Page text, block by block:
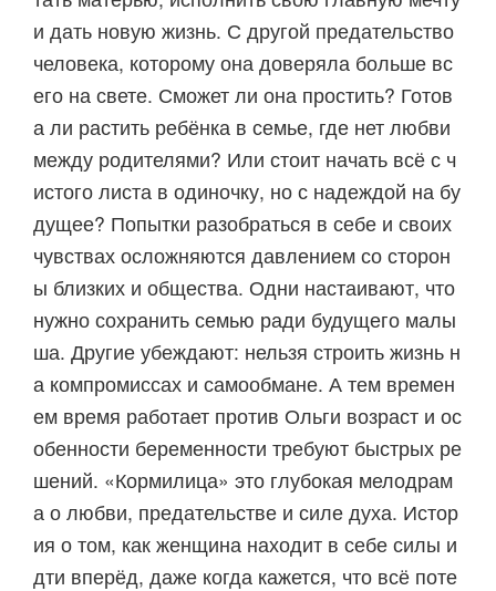
и дать новую жизнь. С другой предательство
человека, которому она доверяла больше вс
его на свете. Сможет ли она простить? Готов
а ли растить ребёнка в семье, где нет любви
между родителями? Или стоит начать всё с ч
истого листа в одиночку, но с надеждой на бу
дущее? Попытки разобраться в себе и своих
чувствах осложняются давлением со сторон
ы близких и общества. Одни настаивают, что
нужно сохранить семью ради будущего малы
ша. Другие убеждают: нельзя строить жизнь н
а компромиссах и самообмане. А тем времен
ем время работает против Ольги возраст и ос
обенности беременности требуют быстрых ре
шений. «Кормилица» это глубокая мелодрам
а о любви, предательстве и силе духа. Истор
ия о том, как женщина находит в себе силы и
дти вперёд, даже когда кажется, что всё поте